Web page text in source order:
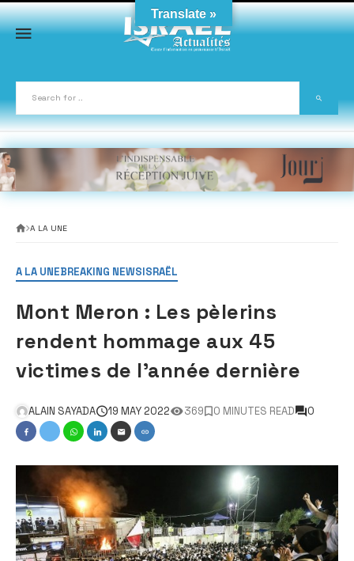
Skip
to
content
A LA UNE
A LA UNEBREAKING NEWSISRAËL
Mont Meron : Les pèlerins
rendent hommage aux 45
victimes de l’année dernière
ALAIN SAYADA 19 MAY 2022 369 0 MINUTES READ 0
Translate »